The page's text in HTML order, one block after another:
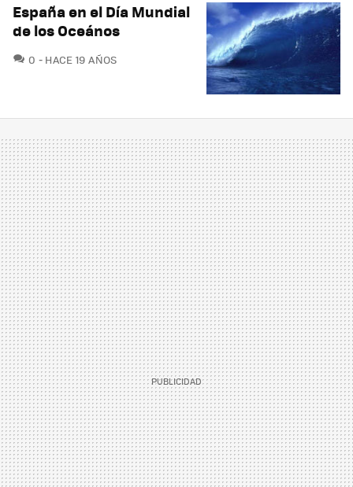
España en el Día Mundial
de los Oceános
0 COMENTARIOS
HACE 19 AÑOS